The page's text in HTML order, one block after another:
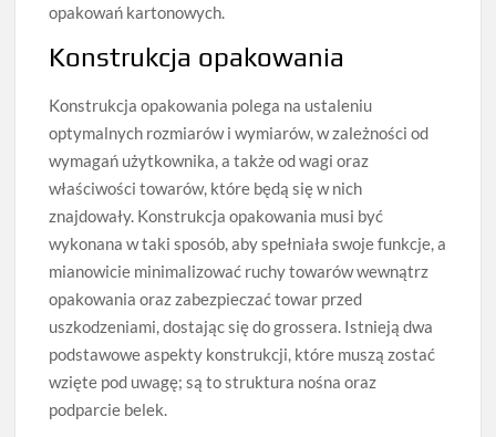
opakowań kartonowych.
Konstrukcja opakowania
Konstrukcja opakowania polega na ustaleniu
optymalnych rozmiarów i wymiarów, w zależności od
wymagań użytkownika, a także od wagi oraz
właściwości towarów, które będą się w nich
znajdowały. Konstrukcja opakowania musi być
wykonana w taki sposób, aby spełniała swoje funkcje, a
mianowicie minimalizować ruchy towarów wewnątrz
opakowania oraz zabezpieczać towar przed
uszkodzeniami, dostając się do grossera. Istnieją dwa
podstawowe aspekty konstrukcji, które muszą zostać
wzięte pod uwagę; są to struktura nośna oraz
podparcie belek.